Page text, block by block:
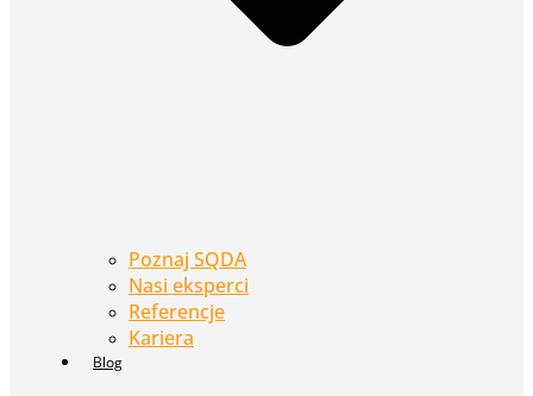
Poznaj SQDA
Nasi eksperci
Referencje
Kariera
Blog